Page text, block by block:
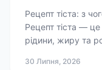
Рецепт тіста: з
Рецепт тіста —
рідини, жиру та
30 Липня, 2026